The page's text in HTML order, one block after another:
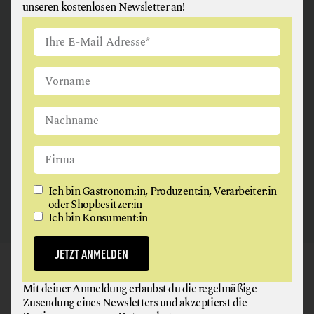
ANGUS & ARTHUR
FLEISCH + FLEISCHERZEUGNISSE
2326 Maria Lanzendorf
GAUMEN HOCH
NEWSLETTER
unseren kostenlosen Newsletter an!
Ich bin Gastronom:in, Produzent:in, Verarbeiter:in
oder Shopbesitzer:in
Ich bin Konsument:in
JETZT ANMELDEN
Mit deiner Anmeldung erlaubst du die regelmäßige
Zusendung eines Newsletters und akzeptierst die